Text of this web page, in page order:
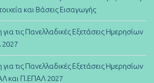
και Βάσεις Εισαγωγής
για τις Πανελλαδικές Εξετάσεις Ημερησίων
2027
για τις Πανελλαδικές Εξετάσεις Ημερησίων
και Π.ΕΠΑΛ 2027